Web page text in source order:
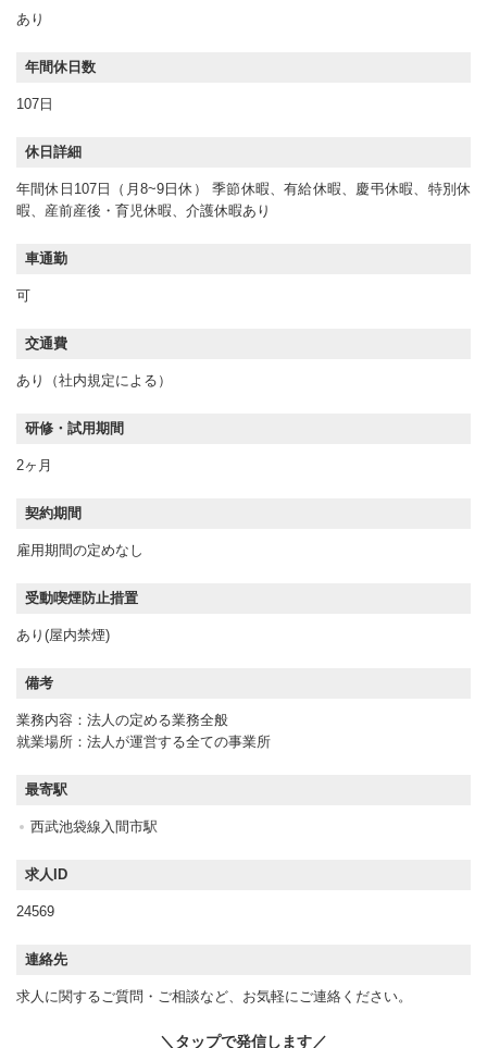
あり
年間休日数
107日
休日詳細
年間休日107日（月8~9日休） 季節休暇、有給休暇、慶弔休暇、特別休
暇、産前産後・育児休暇、介護休暇あり
車通勤
可
交通費
あり（社内規定による）
研修・試用期間
2ヶ月
契約期間
雇用期間の定めなし
受動喫煙防止措置
あり(屋内禁煙)
備考
業務内容：法人の定める業務全般
就業場所：法人が運営する全ての事業所
最寄駅
西武池袋線入間市駅
求人ID
24569
連絡先
求人に関するご質問・ご相談など、お気軽にご連絡ください。